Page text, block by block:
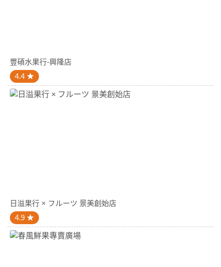
豐碩水果行-興隆店
4.4
日溢果行 × フルーツ 景美創始店
4.9